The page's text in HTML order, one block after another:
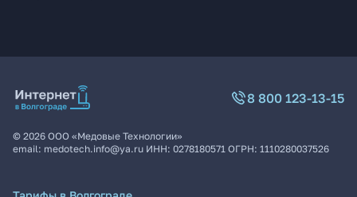
8 800 123-13-15
© 2026 ООО «Медовые Технологии»
email: medotech.info@ya.ru ИНН: 0278180571 ОГРН: 1110280037526